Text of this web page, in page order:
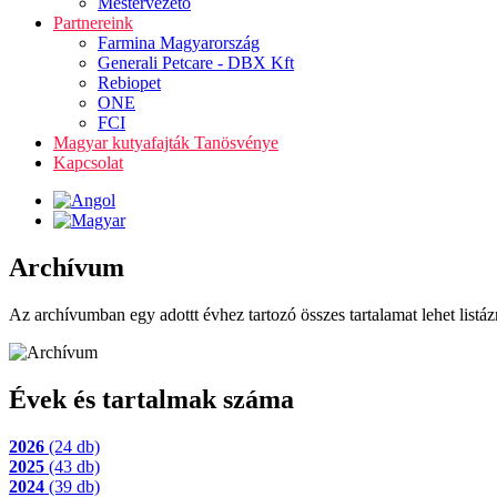
Partnereink
Farmina Magyarország
Generali Petcare - DBX Kft
Rebiopet
ONE
FCI
Magyar kutyafajták Tanösvénye
Kapcsolat
Archívum
Az archívumban egy adottt évhez tartozó összes tartalamat lehet
Évek és tartalmak száma
2026 (24 db)
2025 (43 db)
2024 (39 db)